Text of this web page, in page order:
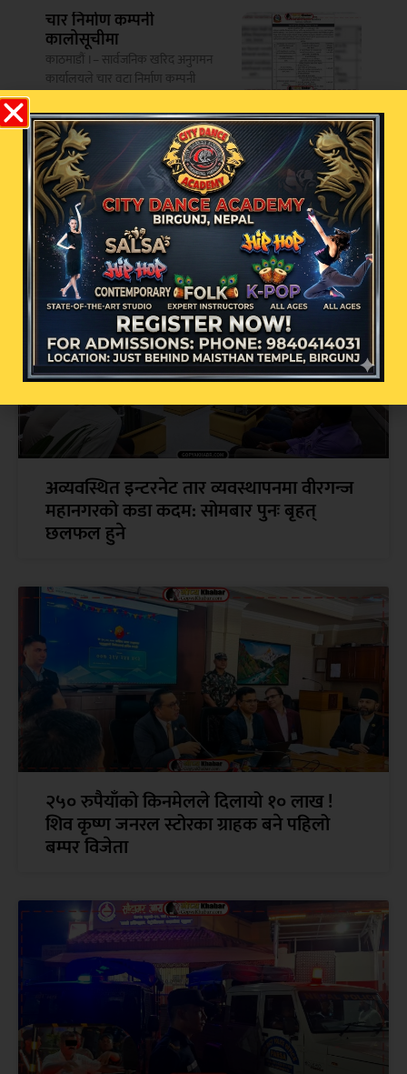
चार निर्माण कम्पनी
कालोसूचीमा
काठमाडौं ।– सार्वजनिक खरिद अनुगमन
कार्यालयले चार वटा निर्माण कम्पनी
सम्बन्धित खबर
अव्यवस्थित इन्टरनेट तार व्यवस्थापनमा वीरगन्ज
महानगरको कडा कदम: सोमबार पुनः बृहत्
छलफल हुने
२५० रुपैयाँको किनमेलले दिलायो १० लाख !
शिव कृष्ण जनरल स्टोरका ग्राहक बने पहिलो
बम्पर विजेता